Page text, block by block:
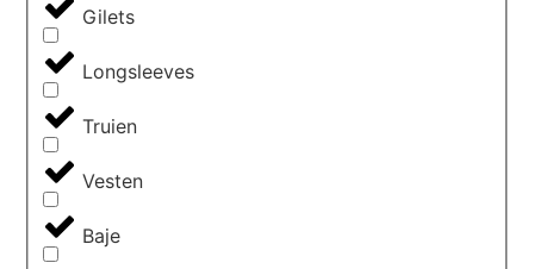
Gilets
Longsleeves
Truien
Vesten
Baje